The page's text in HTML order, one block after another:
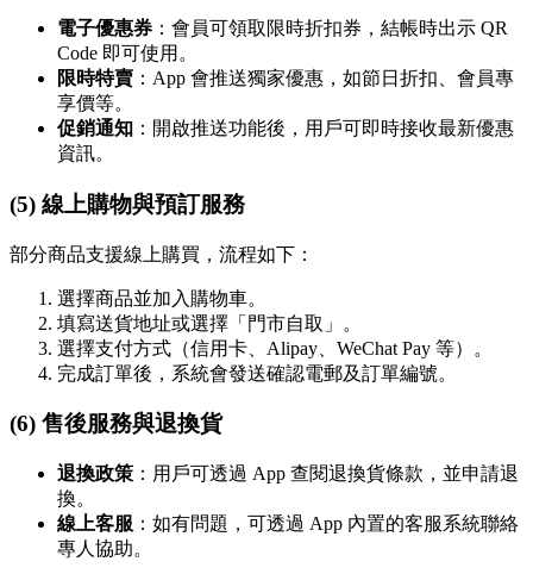
電子優惠券 ：會員可領取限時折扣券，結帳時出示 QR
Code 即可使用。
限時特賣 ：App 會推送獨家優惠，如節日折扣、會員專
享價等。
促銷通知 ：開啟推送功能後，用戶可即時接收最新優惠
資訊。
(5) 線上購物與預訂服務
部分商品支援線上購買，流程如下：
選擇商品並加入購物車。
填寫送貨地址或選擇「門市自取」。
選擇支付方式（信用卡、Alipay、WeChat Pay 等）。
完成訂單後，系統會發送確認電郵及訂單編號。
(6) 售後服務與退換貨
退換政策 ：用戶可透過 App 查閱退換貨條款，並申請退
換。
線上客服 ：如有問題，可透過 App 內置的客服系統聯絡
專人協助。